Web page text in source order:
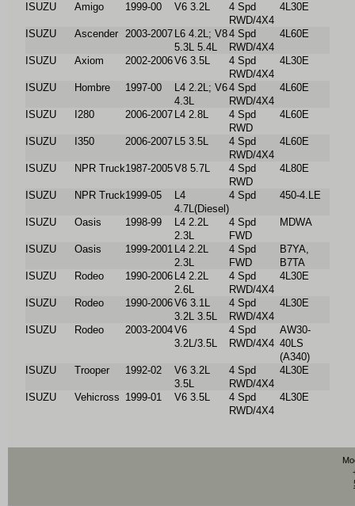
ISUZU Amigo 1999-00 V6 3.2L
4 Spd
RWD/4X4
4L30E
ISUZU Ascender 2003-2007 L6 4.2L; V8
5.3L 5.4L
4 Spd
RWD/4X4
4L60E
ISUZU Axiom 2002-2006V6 3.5L
4 Spd
RWD/4X4
4L30E
ISUZU Hombre 1997-00
L4 2.2L; V6
4.3L
4 Spd
RWD/4X4
4L60E
ISUZU I280 2006-2007 L4 2.8L
4 Spd
RWD
4L60E
ISUZU I350 2006-2007 L5 3.5L
4 Spd
RWD/4X4
4L60E
ISUZU NPR Truck1987-2005V8 5.7L
4 Spd
RWD
4L80E
ISUZU NPR Truck1999-05
L4
4.7L(Diesel)
4 Spd 450-4.LE
ISUZU Oasis 1998-99
L4 2.2L
2.3L
4 Spd
FWD
MDWA
ISUZU Oasis 1999-2001 L4 2.2L
2.3L
4 Spd
FWD
B7YA,
B7TA
ISUZU
Rodeo 1990-2006 L4 2.2L
2.6L
4 Spd
RWD/4X4
4L30E
ISUZU Rodeo 1990-2006V6 3.1L
3.2L 3.5L
4 Spd
RWD/4X4
4L30E
ISUZU Rodeo 2003-2004V6
3.2L/3.5L
4 Spd
RWD/4X4
AW30-
40LS
(A340)
ISUZU
Trooper 1992-02
V6 3.2L
3.5L
4 Spd
RWD/4X4
4L30E
ISUZU Vehicross 1999-01 V6 3.5L
4 Spd
RWD/4X4
4L30E